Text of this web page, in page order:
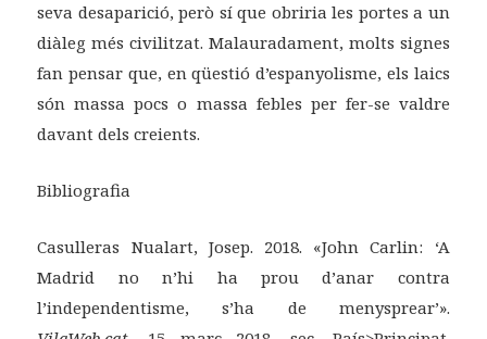
seva desaparició, però sí que obriria les portes a un
diàleg més civilitzat. Malauradament, molts signes
fan pensar que, en qüestió d’espanyolisme, els laics
són massa pocs o massa febles per fer-se valdre
davant dels creients.
Bibliografia
Casulleras Nualart, Josep. 2018. «John Carlin: ‘A
Madrid no n’hi ha prou d’anar contra
l’independentisme, s’ha de menysprear’».